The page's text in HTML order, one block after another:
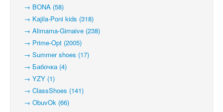
→ BONA (58)
→ Kajila-Poni kids (318)
→ Alimama-Girnaive (238)
→ Prime-Opt (2005)
→ Summer shoes (17)
→ Бабочка (4)
→ YZY (1)
→ ClassShoes (141)
→ ObuvOk (66)